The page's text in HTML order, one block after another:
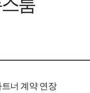
너 계약 연장